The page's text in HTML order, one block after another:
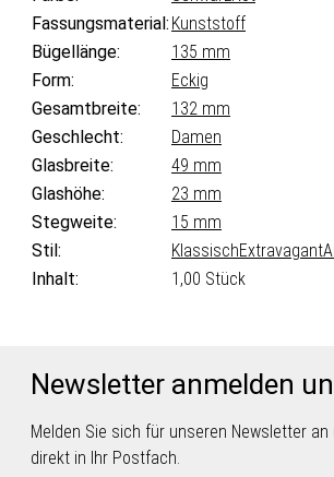
Fassungsmaterial: Kunststoff
Bügellänge:
135 mm
Form:
Eckig
Gesamtbreite:
132 mm
Geschlecht:
Damen
Glasbreite:
49 mm
Glashöhe:
23 mm
Stegweite:
15 mm
Stil:
KlassischExtravagant
Inhalt:
1,00 Stück
Newsletter anmelden
Melden Sie sich für unseren Newsletter
direkt in Ihr Postfach.